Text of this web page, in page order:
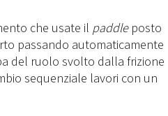
che usate il paddleposto
passando automaticamente
del ruolo svolto dalla frizione
sequenziale lavori con un